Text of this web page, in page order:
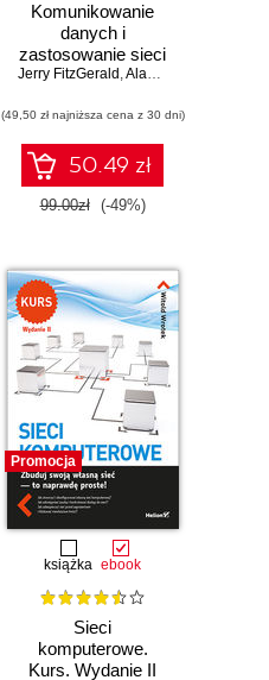
Komunikowanie
danych i
zastosowanie sieci
komputerowych w
XIII
Jerry FitzGerald ,Alan Dennis
(49,50 zł najniższa cena z 30 dni)
50.49 zł
99.00zł (-49%)
Promocja
książka ebook
Sieci
komputerowe.
Kurs. Wydanie II